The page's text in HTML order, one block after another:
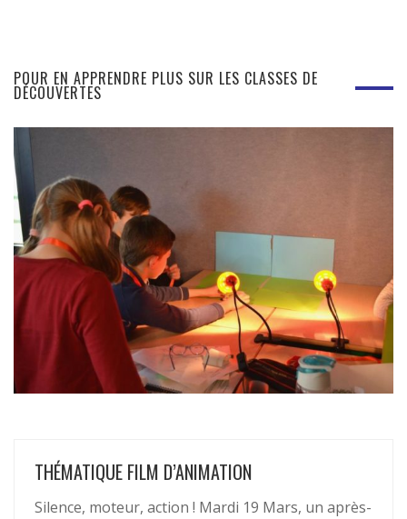
POUR EN APPRENDRE PLUS SUR LES CLASSES DE
DÉCOUVERTES
THÉMATIQUE FILM D’ANIMATION
Silence, moteur, action ! Mardi 19 Mars, un après-